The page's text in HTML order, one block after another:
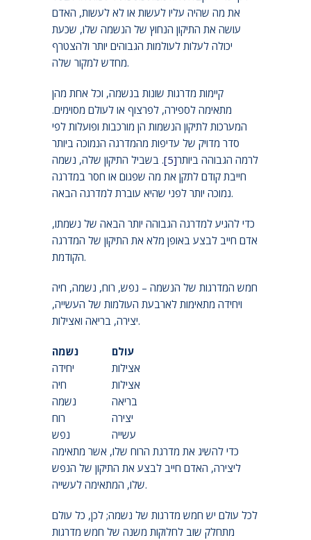
את מה שהיה עליו לעשות או לא לעשות, האדם
עושה את התיקון הנחוץ של הנשמה שלו, שכעת
יכולה לעלות לעולמות הגבוהים יותר ולהצטרף
מחדש למקור שלה.
קיימות מדרגות שונות בנשמה, וכל אחת מהן
מתאימה לספירה, לפרצוף או לעולם מסוימים.
המערכות לתיקון הנשמות הן מורכבות ופועלות לפי
סדר מדויק של עדיפות מהמדרגה הנמוכה ביותר
לרמה הגבוהה ביותר[5]
. בשביל התיקון שלה, נשמה
חייבת קודם לתקן את מה שפגום או חסר במדרגה
נמוכה יותר לפני שהיא עוברת למדרגה הבאה.
כדי להגיע למדרגה הגבוהה יותר הבאה של נשמתו,
אדם חייב לבצע באופן מלא את התיקון של המדרגה
הקודמת.
חמש המדרגות של הנשמה – נפש, רוח, נשמה, חיה
ויחידה מתאימות לארבעת העולמות של העשייה,
יצירה, בריאה ואצילות.
נשמה
עולם
יחידה
אצילות
חיה
אצילות
נשמה
בריאה
רוח
יצירה
נפש
עשייה
כדי להשיג את מדרגת הרוח שלו, אשר מתאימה
ליצירה, האדם חייב לבצע את התיקון של הנפש
שלו, המתאימה לעשייה.
לכל עולם יש חמש מדרגות של נשמה; לכן, כל עולם
מתחלק שוב לחלוקות משנה של חמש מדרגות